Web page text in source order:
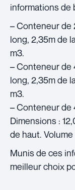
informations de
– Conteneur de
long, 2,35m de
m3.
– Conteneur de
long, 2,35m de
m3.
– Conteneur de
Dimensions :
de haut. Volume
Munis de ces
meilleur choix